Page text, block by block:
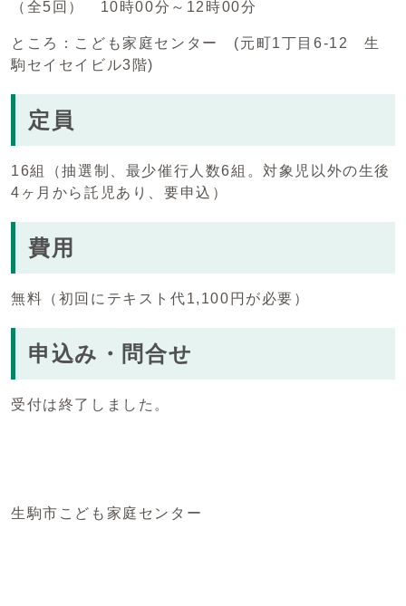
（全5回） 10時00分～12時00分
ところ：こども家庭センター (元町1丁目6-12 生
駒セイセイビル3階)
定員
16組（抽選制、最少催行人数6組。対象児以外の生後
4ヶ月から託児あり、要申込）
費用
無料（初回にテキスト代1,100円が必要）
申込み・問合せ
受付は終了しました。
生駒市こども家庭センター